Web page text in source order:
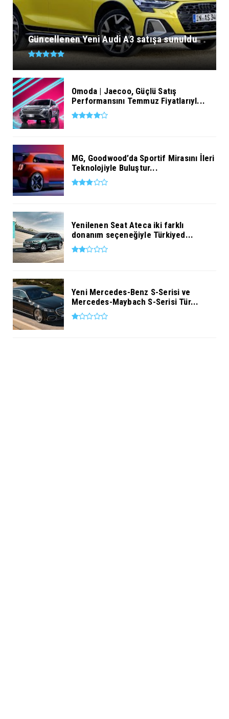
Güncellenen Yeni Audi A3 satışa sunuldu
Omoda | Jaecoo, Güçlü Satış
Performansını Temmuz Fiyatlarıyl...
MG, Goodwood’da Sportif Mirasını İleri
Teknolojiyle Buluştur...
Yenilenen Seat Ateca iki farklı
donanım seçeneğiyle Türkiyed...
Yeni Mercedes-Benz S-Serisi ve
Mercedes-Maybach S-Serisi Tür...